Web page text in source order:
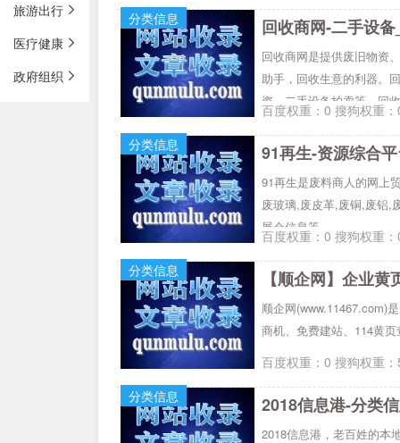
旅游出行
医疗健康
政府组织
分类信息
回收商网-二手设
回收商网是提供废旧物资
助手，回收生意的利器。
资、二手设备拍卖等，回
潮中运筹帷幄。做二手设
百度权重：0 搜狗权重
分类信息
91再生-资源综合
91再生是废料商人的网上
废玻璃,废皮革,废铜,废铝,
展会信息等。
百度权重：0 搜狗权重
分类信息
【顺企网】企业
顺企网(www.11467.com)
商机、免费建站、114黄
百度权重：0 搜狗权重
分类信息
2018信息港-分类
2018信息港，老百姓的本